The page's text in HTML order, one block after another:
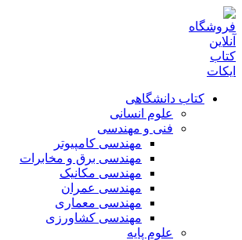
کتاب دانشگاهی
علوم انسانی
فنی و مهندسی
مهندسی کامپیوتر
مهندسی برق و مخابرات
مهندسی مکانیک
مهندسی عمران
مهندسی معماری
مهندسی کشاورزی
علوم پایه